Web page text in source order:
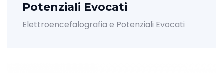
Potenziali Evocati
Elettroencefalografia e Potenziali Evocati